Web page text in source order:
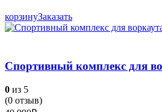
корзинуЗаказать
Спортивный комплекс для
0 из 5
(0 отзыв)